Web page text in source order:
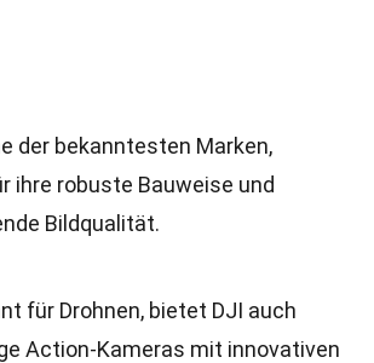
der bekanntesten Marken,
ihre robuste Bauweise und
Bildqualität.
für Drohnen, bietet DJI auch
Action-Kameras mit innovativen